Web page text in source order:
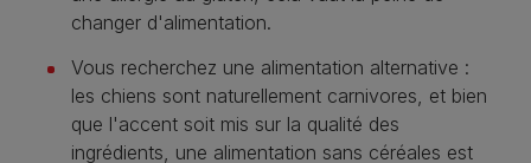
changer d'alimentation.
Vous recherchez une alimentation alternative :
les chiens sont naturellement carnivores, et bien
que l'accent soit mis sur la qualité des
ingrédients, une alimentation sans céréales est